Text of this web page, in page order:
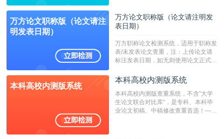
定院校！！！
万方论文职称版（论文请注
明发表日期）
万方论文职称版（论文请注明发
表日期）
万方职称论文检测系统，适用于职称发
表/未发表论文查重，注：上传论文请
标注发表日期，如无则使用论文正式发
成时间作为发表日期。
本科高校内测版系统
本科高校内测版系统
本科高校内测版查重系统，不含”大学
生论文联合对比库“，是专科、本科毕
业论文初稿、中稿修改查重首选！——